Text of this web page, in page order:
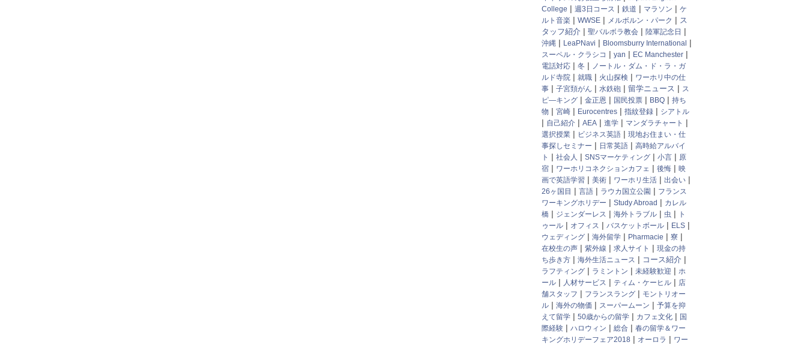
College | 週3日コース | 鉄道 | マラソン | ケ
ルト音楽 | WWSE | メルボルン・パーク | ス
タッフ紹介 | 聖バルボラ教会 | 陸軍記念日 |
沖縄 | LeaPNavi | Bloomsburry International |
スーペル・クラシコ | yan | EC Manchester |
電話対応 | 冬 | ノートル・ダム・ド・ラ・ガ
ルド寺院 | 就職 | 火山探検 | ワーホリ中の仕
事 | 子宮頚がん | 水鉄砲 | 留学ニュース | ス
ピ―キング | 金正恩 | 国民投票 | BBQ | 持ち
物 | 宮崎 | Eurocentres | 指紋登録 | シアトル
| 自己紹介 | AEA | 進学 | マンダラチャート |
選択授業 | ビジネス英語 | 現地お住まい・仕
事探しセミナー | 日常英語 | 高時給アルバイ
ト | 社会人 | SNSマーケティング | 小言 | 原
宿 | ワーホリコネクションカフェ | 後悔 | 映
画で英語学習 | 美術 | ワーホリ生活 | 出会い |
26ヶ国目 | 言語 | ラウカ国立公園 | フランス
ワーキングホリデー | Study Abroad | カレル
橋 | ジェンダーレス | 海外トラブル | 虫 |
ト
ゥール | オフィス | バスケットボール | ELS |
ウェディング | 海外留学 | Pharmacie | 寮 |
在校生の声 | 紫外線 | 求人サイト | 現金の持
ち歩き方 | 海外生活ニュース | コース紹介 |
ラフティング | ラミントン | 未経験歓迎 | ホ
ール | 人材サービス | ティム・ケーヒル | 店
舗スタッフ | フランスラング | モントリオー
ル | 海外の物価 | スーパームーン | 予算を抑
えて留学 | 50歳からの留学 | カフェ文化 | 国
際経験 | ハロウィン | 総合 | 春の留学＆ワー
キングホリデーフェア2018 | オーロラ | ワー